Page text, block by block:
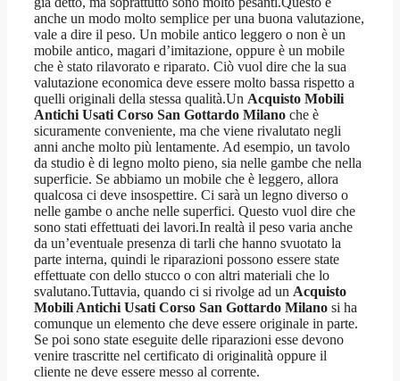
anche un modo molto semplice per una buona valutazione,
vale a dire il peso. Un mobile antico leggero o non è un
mobile antico, magari d’imitazione, oppure è un mobile
che è stato rilavorato e riparato. Ciò vuol dire che la sua
valutazione economica deve essere molto bassa rispetto a
quelli originali della stessa qualità.Un Acquisto Mobili
Antichi Usati Corso San Gottardo Milano che è
sicuramente conveniente, ma che viene rivalutato negli
anni anche molto più lentamente. Ad esempio, un tavolo
da studio è di legno molto pieno, sia nelle gambe che nella
superficie. Se abbiamo un mobile che è leggero, allora
qualcosa ci deve insospettire. Ci sarà un legno diverso o
nelle gambe o anche nelle superfici. Questo vuol dire che
sono stati effettuati dei lavori.In realtà il peso varia anche
da un’eventuale presenza di tarli che hanno svuotato la
parte interna, quindi le riparazioni possono essere state
effettuate con dello stucco o con altri materiali che lo
svalutano.Tuttavia, quando ci si rivolge ad un Acquisto
Mobili Antichi Usati Corso San Gottardo Milano si ha
comunque un elemento che deve essere originale in parte.
Se poi sono state eseguite delle riparazioni esse devono
venire trascritte nel certificato di originalità oppure il
cliente ne deve essere messo al corrente.